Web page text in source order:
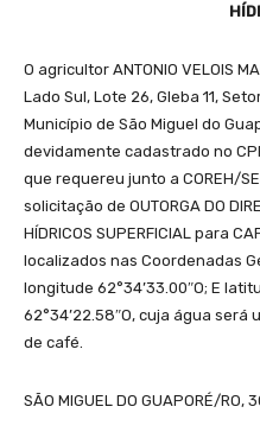
O agricultor ANTONIO VELOIS
Lado Sul, Lote 26, Gleba 11,
Município de São Miguel do
devidamente cadastrado no
que requereu junto a COREH/
solicitação de OUTORGA DO
HÍDRICOS SUPERFICIAL para
localizados nas Coordenadas
longitude 62°34’33.00″O; E
62°34’22.58″O, cuja água
de café.
SÃO MIGUEL DO GUAPORÉ/RO,